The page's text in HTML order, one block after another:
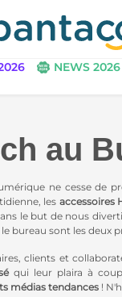
NEWS 2026
au
ne cesse de
les accessoires
le but de nous
bureau sont les deux
clients et
qui leur plaira à
médias tendances !